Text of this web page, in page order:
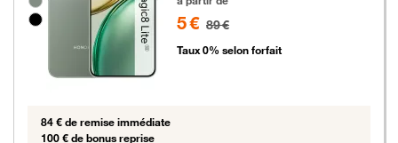
5 € 89 €
Taux 0% selon forfait
84 € de remise immédiate
100 € de bonus reprise